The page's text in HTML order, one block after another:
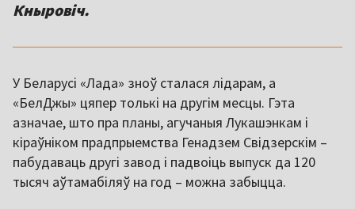
Кныровіч.
У Беларусі «Лада» зноў сталася лідарам, а
«БелДжы» цяпер толькі на другім месцы. Гэта
азначае, што пра планы, агучаныя Лукашэнкам і
кіраўніком прадпрыемства Генадзем Свідзерскім –
пабудаваць другі завод і падвоіць выпуск да 120
тысяч аўтамабіляў на год – можна забыцца.